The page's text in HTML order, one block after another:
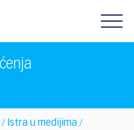
/ Istra u medijima /